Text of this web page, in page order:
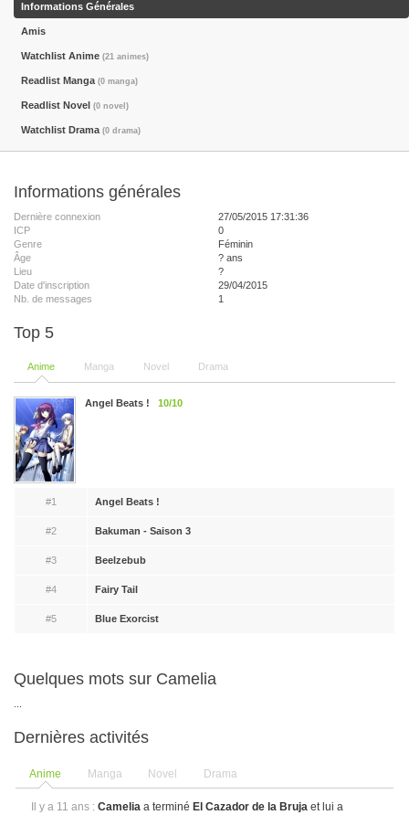
Informations Générales
Amis
Watchlist Anime (21 animes)
Readlist Manga (0 manga)
Readlist Novel (0 novel)
Watchlist Drama (0 drama)
Informations générales
Dernière connexion
27/05/2015 17:31:36
ICP
0
Genre
Féminin
Âge
? ans
Lieu
?
Date d'inscription
29/04/2015
Nb. de messages
1
Top 5
Anime Manga Novel Drama
Angel Beats ! 10/10
#1 Angel Beats !
#2 Bakuman - Saison 3
#3 Beelzebub
#4 Fairy Tail
#5 Blue Exorcist
Quelques mots sur Camelia
Dernières activités
Anime Manga Novel Drama
Il y a 11 ans : Camelia a terminé El Cazador de la Bruja et lui a